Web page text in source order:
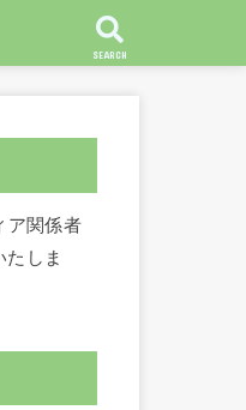
SEARCH
ア関係者
たしま